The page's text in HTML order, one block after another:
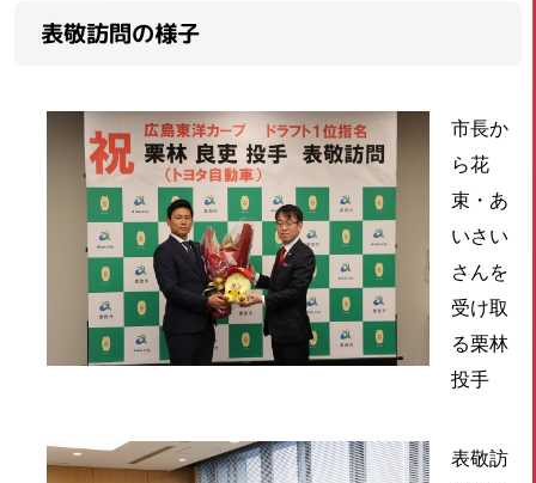
表敬訪問の様子
市長か
ら花
束・あ
いさい
さんを
受け取
る栗林
投手
表敬訪